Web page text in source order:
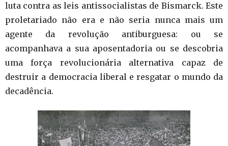
luta contra as leis antissocialistas de Bismarck. Este
proletariado não era e não seria nunca mais um
agente da revolução antiburguesa: ou se
acompanhava a sua aposentadoria ou se descobria
uma força revolucionária alternativa capaz de
destruir a democracia liberal e resgatar o mundo da
decadência.